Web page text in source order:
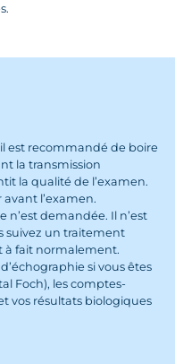
est recommandé de boire
la transmission
la qualité de l’examen.
l’examen.
demandée. Il n’est
suivez un traitement
à fait normalement.
si vous êtes
Foch), les comptes-
vos résultats biologiques